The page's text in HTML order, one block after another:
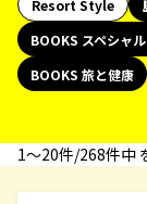
Resort Style
BOOKS スペシャ
BOOKS 旅と健康
1〜20件/268件中